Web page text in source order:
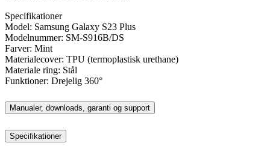
Specifikationer
Model: Samsung Galaxy S23 Plus
Modelnummer: SM-S916B/DS
Farver: Mint
Materialecover: TPU (termoplastisk urethane)
Materiale ring: Stål
Funktioner: Drejelig 360°
Manualer, downloads, garanti og support
Specifikationer